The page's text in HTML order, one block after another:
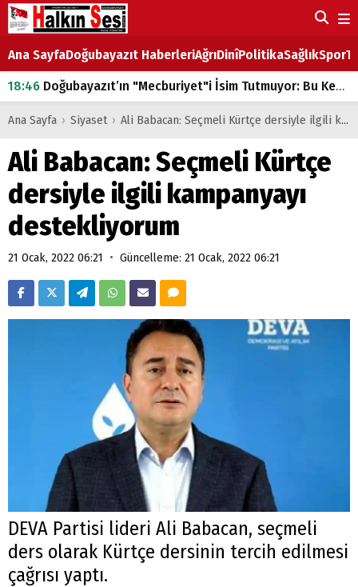
Ana SayfaDoğubayazıt HaberleriAğrıDinîPolitikaSağlıkSpor
18:46 Doğubayazıt’ın "Mecburiyet"i İsim Tutmuyor: Bu Kez de Mem u Zîn Oldu!
07:53Doğubayazıt’ta Ekmek Fiyatlarına Zam
07:16Doğubayazıt'ta çocukların sırtındaki ağır yük
07:00
DEVLET ve HÜKÜMET
18:29ÇARŞI CADDESİ YAZ BOZ TAHTASI
Ana Sayfa › Siyaset › Ali Babacan: Seçmeli Kürtçe dersiyle ilgili kampanyayı destekliyorum
Ali Babacan: Seçmeli Kürtçe
dersiyle ilgili kampanyayı
destekliyorum
21 Ocak, 2022 06:21 • Güncelleme: 21 Ocak, 2022 06:21
DEVA Partisi lideri Ali Babacan, seçmeli
ders olarak Kürtçe dersinin tercih edilmesi
çağrısı yaptı.